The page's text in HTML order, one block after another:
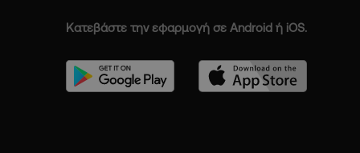
Κατεβάστε την εφαρμογή σε Android ή iOS.